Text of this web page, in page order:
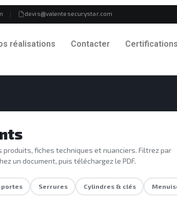
devis@valentesecurystar.com
réalisations Contacter Certifications
produits, fiches techniques et nuanciers. Filtrez par
un document, puis téléchargez le PDF.
portes Serrures Cylindres & clés